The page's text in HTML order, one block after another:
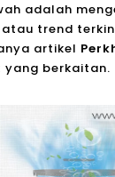
adalah
trend
artikel
yang berkaitan.